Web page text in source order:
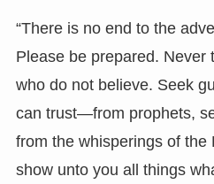
“There is no end to the
Please be prepared. Never
who do not believe. Seek
can trust—from prophets,
from the whisperings of the
show unto you all things